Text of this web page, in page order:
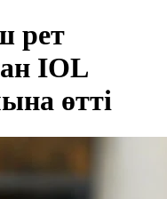
рет
IOL
өтті